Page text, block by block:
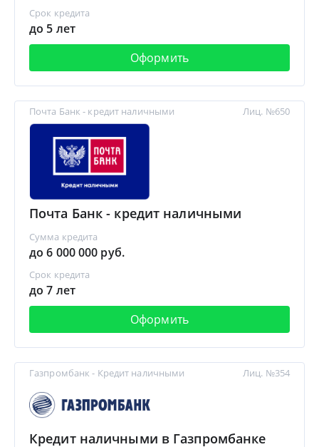
Срок кредита
до 5 лет
Оформить
Почта Банк - кредит наличными
Почта Банк - кредит наличными
Сумма кредита
до 6 000 000 руб.
Срок кредита
до 7 лет
Оформить
Лиц. №650
Газпромбанк - Кредит наличными
Кредит наличными в Газпромбанке
Лиц. №354